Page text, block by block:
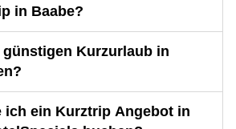
in Baabe?
Kurzurlaub in
ich ein Kurztrip Angebot in